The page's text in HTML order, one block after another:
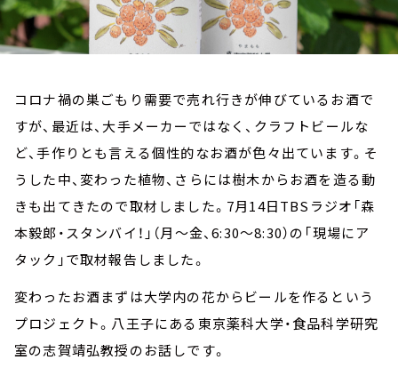
コロナ禍の巣ごもり需要で売れ行きが伸びているお酒で
すが、最近は、大手メーカーではなく、クラフトビールな
ど、手作りとも言える個性的なお酒が色々出ています。そ
うした中、変わった植物、さらには樹木からお酒を造る動
きも出てきたので取材しました。7月14日TBSラジオ「森
本毅郎・スタンバイ！」（月～金、6:30～8:30）の「現場にア
タック」で取材報告しました。
変わったお酒まずは大学内の花からビールを作るという
プロジェクト。八王子にある東京薬科大学・食品科学研究
室の志賀靖弘教授のお話しです。